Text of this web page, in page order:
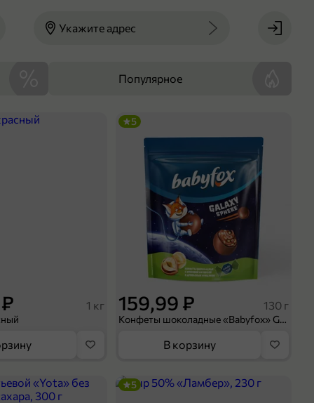
Укажите адрес
Популярное
1 кг 159,99 ₽ 130 г
Конфеты шоколадные «Babyfox» Galaxy sphere с фундуком, 130 г
5
В корзину
5